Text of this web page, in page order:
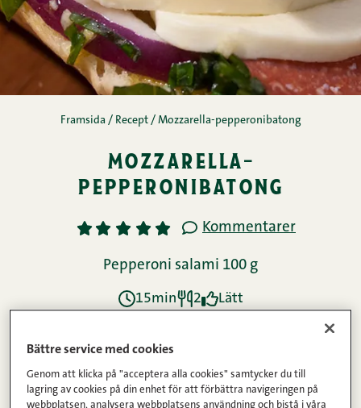
Framsida / Recept / Mozzarella-pepperonibatong
mozzarella-
pepperonibatong
1 2 3 4 5 Kommentarer
Pepperoni salami 100 g
15min 2 Lätt
Ingredienser
Bättre service med cookies
Genom att klicka på "acceptera alla cookies" samtycker du till
lagring av cookies på din enhet för att förbättra navigeringen på
webbplatsen, analysera webbplatsens användning och bistå i våra